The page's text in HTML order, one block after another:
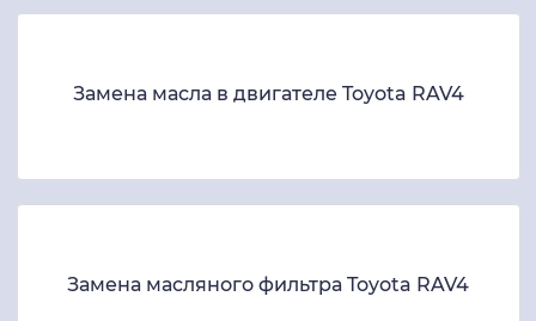
Замена масла в двигателе Toyota RAV4
Замена масляного фильтра Toyota RAV4